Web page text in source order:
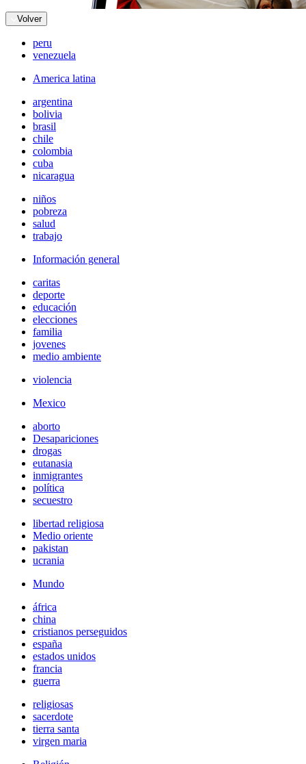
Volver
peru
venezuela
America latina
argentina
bolivia
brasil
chile
colombia
cuba
nicaragua
niños
pobreza
salud
trabajo
Información general
caritas
deporte
educación
elecciones
familia
jovenes
medio ambiente
violencia
Mexico
aborto
Desapariciones
drogas
eutanasia
inmigrantes
política
secuestro
libertad religiosa
Medio oriente
pakistan
ucrania
Mundo
áfrica
china
cristianos perseguidos
españa
estados unidos
francia
guerra
religiosas
sacerdote
tierra santa
virgen maria